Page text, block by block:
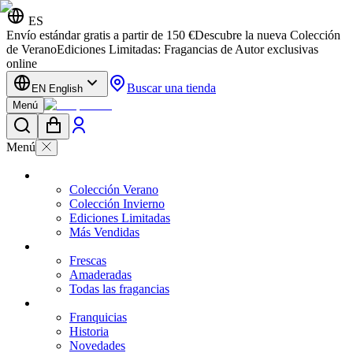
ES
Envío estándar gratis a partir de 150 €Descubre la nueva Colección
de VeranoEdiciones Limitadas: Fragancias de Autor exclusivas
online
EN English Buscar una tienda
Menú
Menú
Colección Verano
Colección Invierno
Ediciones Limitadas
Más Vendidas
Frescas
Amaderadas
Todas las fragancias
Franquicias
Historia
Novedades